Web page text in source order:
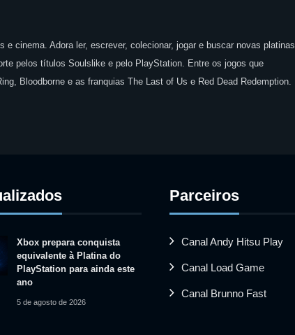
cinema. Adora ler, escrever, colecionar, jogar e buscar novas platinas.
pelos títulos Soulslike e pelo PlayStation. Entre os jogos que
Bloodborne e as franquias The Last of Us e Red Dead Redemption.
Xbox prepara conquista
equivalente à Platina do
PlayStation para ainda este
ano
5 de agosto de 2026
Parceiros
Canal Andy Hitsu Play
Canal Load Game
Canal Brunno Fast